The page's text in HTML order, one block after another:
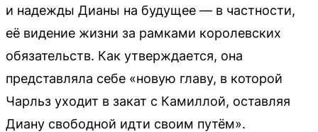
и надежды Дианы на будущее — в частности,
её видение жизни за рамками королевских
обязательств. Как утверждается, она
представляла себе «новую главу, в которой
Чарльз уходит в закат с Камиллой, оставляя
Диану свободной идти своим путём».